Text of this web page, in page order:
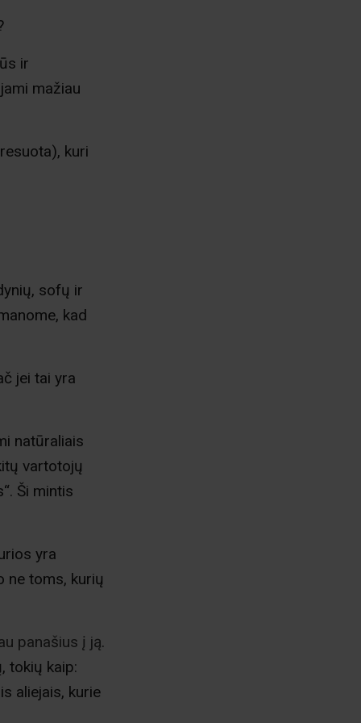
ir
mažiau
kuri
sofų ir
kad
jei tai yra
natūraliais
vartotojų
Ši mintis
yra
ne toms, kurių
panašius į ją.
tokių kaip:
aliejais, kurie